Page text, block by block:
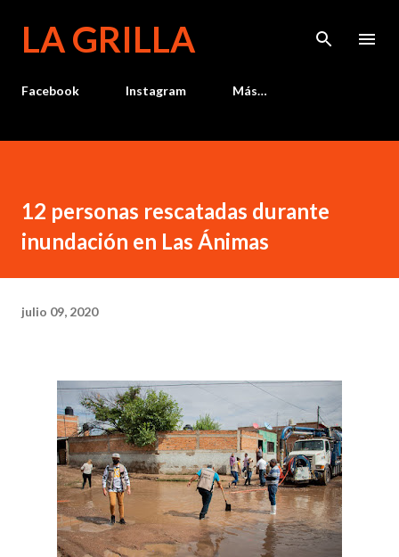
LA GRILLA
Facebook Instagram Más…
12 personas rescatadas durante
inundación en Las Ánimas
julio 09, 2020